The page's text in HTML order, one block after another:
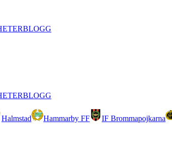
BLOGG
BLOGG
Halmstad Hammarby FF IF Brommapojkarna